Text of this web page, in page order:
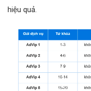
hiệu quả.